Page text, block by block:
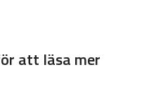
att läsa mer